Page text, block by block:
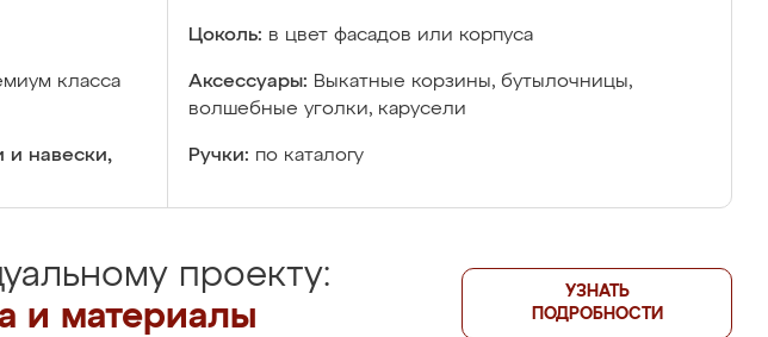
Цоколь: в цвет фасадов или корпуса
класса
Аксессуары: Выкатные корзины, бутылочницы,
волшебные уголки, карусели
и навески,
Ручки: по каталогу
проекту:
и материалы
УЗНАТЬ
ПОДРОБНОСТИ